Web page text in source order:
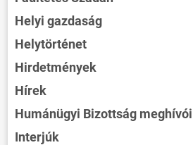
Helyi gazdaság
Helytörténet
Hirdetmények
Hírek
Humánügyi Bizottság meghívói
Interjúk